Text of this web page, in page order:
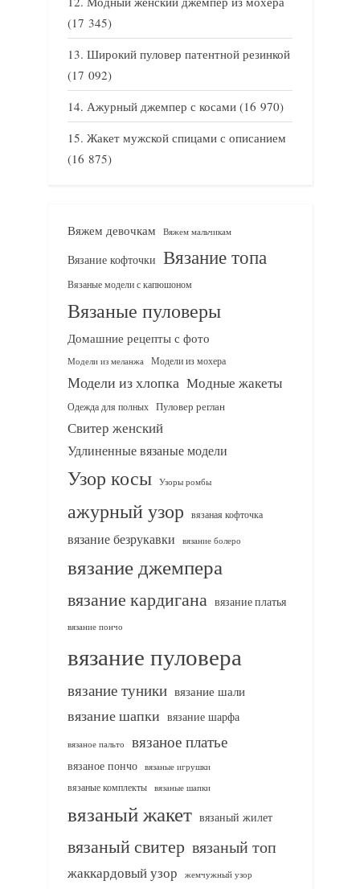
(17 345)
Широкий пуловер патентной резинкой
(17 092)
Ажурный джемпер с косами (16 970)
Жакет мужской спицами с описанием
(16 875)
Вяжем девочкам Вяжем мальчикам
Вязание кофточки Вязание топа
Вязаные модели с капюшоном
Вязаные пуловеры
Домашние рецепты с фото
Модели из меланжа Модели из мохера
Модели из хлопка Модные жакеты
Одежда для полных Пуловер реглан
Свитер женский
Удлиненные вязаные модели
Узор косы Узоры ромбы
ажурный узор вязаная кофточка
вязание безрукавки вязание болеро
вязание джемпера
вязание кардигана вязание платья
вязание пончо
вязание пуловера
вязание туники вязание шали
вязание шапки вязание шарфа
вязаное пальто вязаное платье
вязаное пончо вязаные игрушки
вязаные комплекты
вязаные шапки
вязаный жакет вязаный жилет
вязаный свитер вязаный топ
жаккардовый узор жемчужный узор